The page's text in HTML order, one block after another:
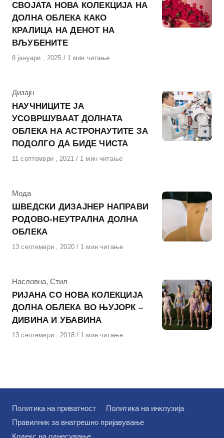
СВОЈАТА НОВА КОЛЕКЦИЈА НА
ДОЛНА ОБЛЕКА КАКО
КРАЛИЦА НА ДЕНОТ НА
ВЉУБЕНИТЕ
Објавено
8 јануари , 2025 1 мин читање
КАтегорија
Дизајн
НАУЧНИЦИТЕ ЈА
УСОВРШУВААТ ДОЛНАТА
ОБЛЕКА НА АСТРОНАУТИТЕ ЗА
ПОДОЛГО ДА БИДЕ ЧИСТА
Објавено
11 септември , 2021 1 мин читање
КАтегорија
Мода
ШВЕДСКИ ДИЗАЈНЕР НАПРАВИ
РОДОВО-НЕУТРАЛНА ДОЛНА
ОБЛЕКА
Објавено
13 септември , 2020 1 мин читање
КАтегорија
Насловна, Стил
РИЈАНА СО НОВА КОЛЕКЦИЈА
ДОЛНА ОБЛЕКА ВО ЊУЈОРК –
ДИВИНА И УБАВИНА
Објавено
13 септември , 2018 1 мин читање
Политика на приватност
Политика на инклузија
Правилник за внатрешно пријавување
Кодекс на однесување